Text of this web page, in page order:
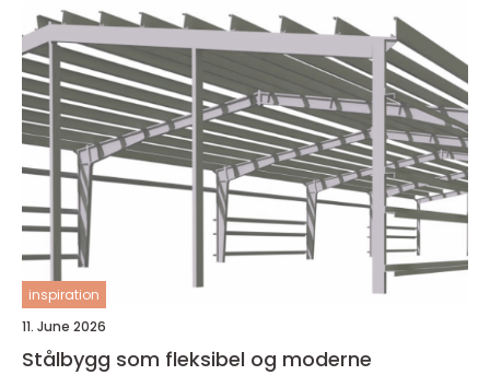
inspiration
11. June 2026
Stålbygg som fleksibel og moderne